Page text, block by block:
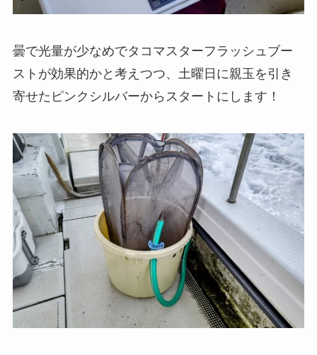
曇で光量が少なめでタコマスターフラッシュブー
ストが効果的かと考えつつ、土曜日に親玉を引き
寄せたピンクシルバーからスタートにします！